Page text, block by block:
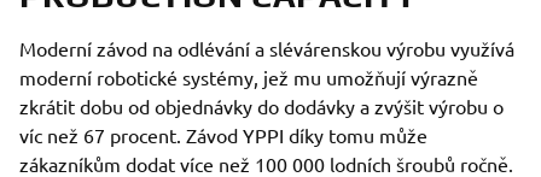
Moderní závod na odlévání a slévárenskou výrobu využívá
moderní robotické systémy, jež mu umožňují výrazně
zkrátit dobu od objednávky do dodávky a zvýšit výrobu o
víc než 67 procent. Závod YPPI díky tomu může
zákazníkům dodat více než 100 000 lodních šroubů ročně.